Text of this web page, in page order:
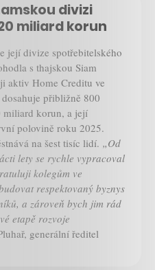
divizi
miliard korun
její divize spotřebitelského
s thajskou Siam
aktiv Home Creditu ve
přibližně 800
miliard korun, a její
polovině roku 2025.
na šest tisíc lidí. „Od
lety se rychle vypracoval
kolegům ve
respektovaný byznys
a zároveň bych jim rád
etapě rozvoje
generální ředitel